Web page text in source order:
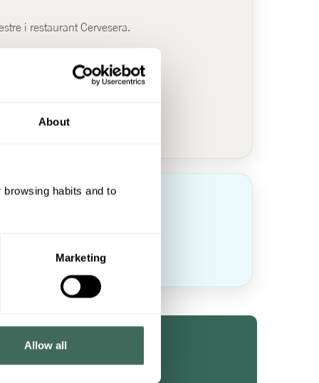
About
habits and to
Marketing
Allow all
i restaurant Cervesera.